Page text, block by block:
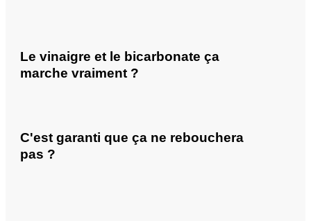
Le vinaigre et le bicarbonate ça
marche vraiment ?
C'est garanti que ça ne rebouchera
pas ?